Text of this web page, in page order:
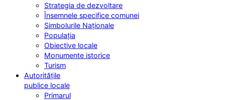
Strategia de dezvoltare
Însemnele specifice comunei
Simbolurile Naționale
Populația
Obiective locale
Monumente istorice
Turism
Autoritățile
publice locale
Primarul